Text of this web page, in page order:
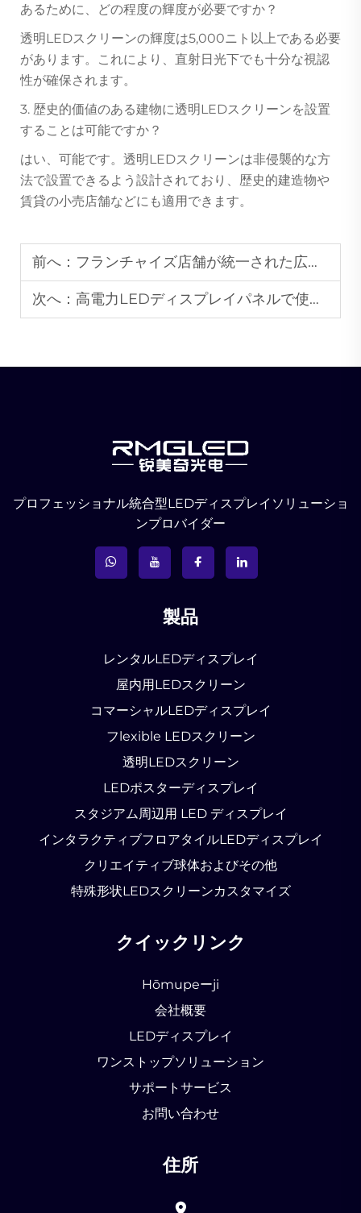
あるために、どの程度の輝度が必要ですか？
透明LEDスクリーンの輝度は5,000ニト以上である必要
があります。これにより、直射日光下でも十分な視認
性が確保されます。
3. 歴史的価値のある建物に透明LEDスクリーンを設置
することは可能ですか？
はい、可能です。透明LEDスクリーンは非侵襲的な方
法で設置できるよう設計されており、歴史的建造物や
賃貸の小売店舗などにも適用できます。
前へ： フランチャイズ店舗が統一された広告表示システムを好む理由は？
次へ： 高電力LEDディスプレイパネルで使用される熱管理ソリューションとは？
プロフェッショナル統合型LEDディスプレイソリューショ
ンプロバイダー
製品
レンタルLEDディスプレイ
屋内用LEDスクリーン
コマーシャルLEDディスプレイ
フlexible LEDスクリーン
透明LEDスクリーン
LEDポスターディスプレイ
スタジアム周辺用 LED ディスプレイ
インタラクティブフロアタイルLEDディスプレイ
クリエイティブ球体およびその他
特殊形状LEDスクリーンカスタマイズ
クイックリンク
Hōmupeーji
会社概要
LEDディスプレイ
ワンストップソリューション
サポートサービス
お問い合わせ
住所